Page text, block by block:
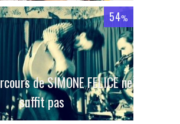
54%
de SIMONE FELICE ne
suffit pas